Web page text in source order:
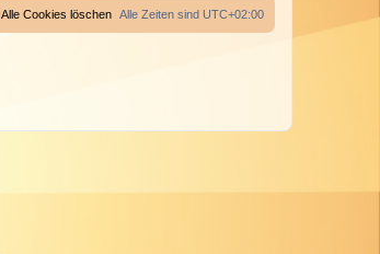
Alle Zeiten sind UTC+02:00
Alle Cookies löschen